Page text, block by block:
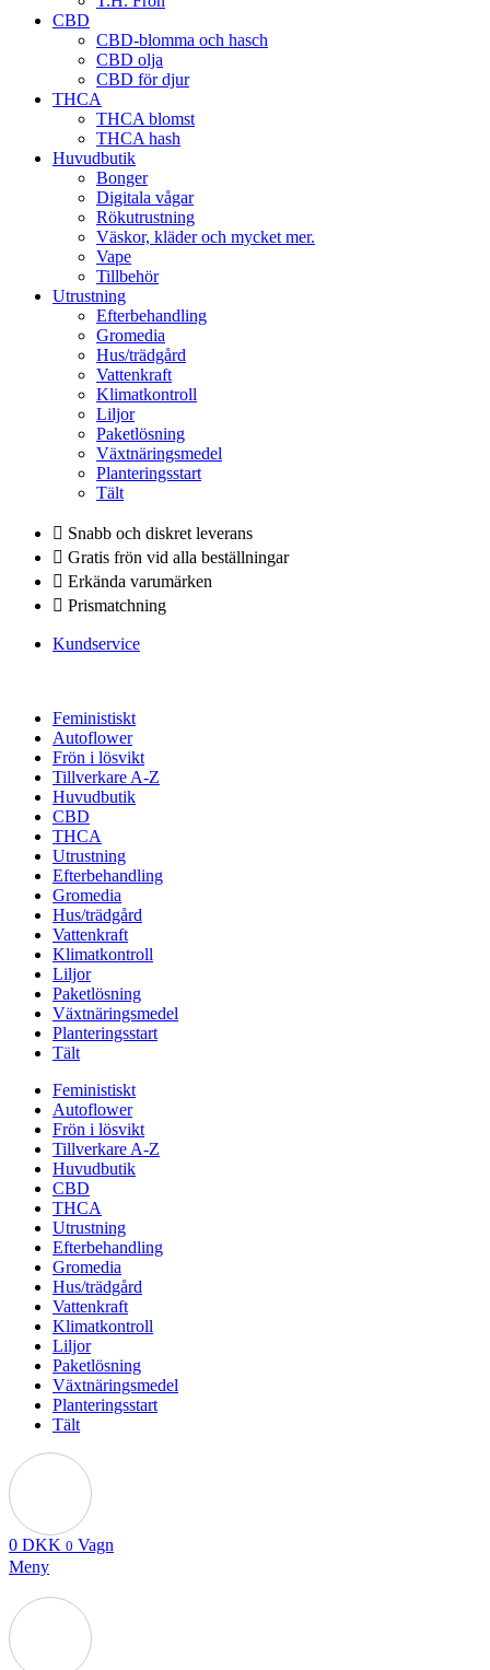
CBD
CBD-blomma och hasch
CBD olja
CBD för djur
THCA
THCA blomst
THCA hash
Huvudbutik
Bonger
Digitala vågar
Rökutrustning
Väskor, kläder och mycket mer.
Vape
Tillbehör
Utrustning
Efterbehandling
Gromedia
Hus/trädgård
Vattenkraft
Klimatkontroll
Liljor
Paketlösning
Växtnäringsmedel
Planteringsstart
Tält
Snabb och diskret leverans
Gratis frön vid alla beställningar
Erkända varumärken
Prismatchning
Kundservice
Feministiskt
Autoflower
Frön i lösvikt
Tillverkare A-Z
Huvudbutik
CBD
THCA
Utrustning
Efterbehandling
Gromedia
Hus/trädgård
Vattenkraft
Klimatkontroll
Liljor
Paketlösning
Växtnäringsmedel
Planteringsstart
Tält
Feministiskt
Autoflower
Frön i lösvikt
Tillverkare A-Z
Huvudbutik
CBD
THCA
Utrustning
Efterbehandling
Gromedia
Hus/trädgård
Vattenkraft
Klimatkontroll
Liljor
Paketlösning
Växtnäringsmedel
Planteringsstart
Tält
0 DKK 0 Vagn
Meny